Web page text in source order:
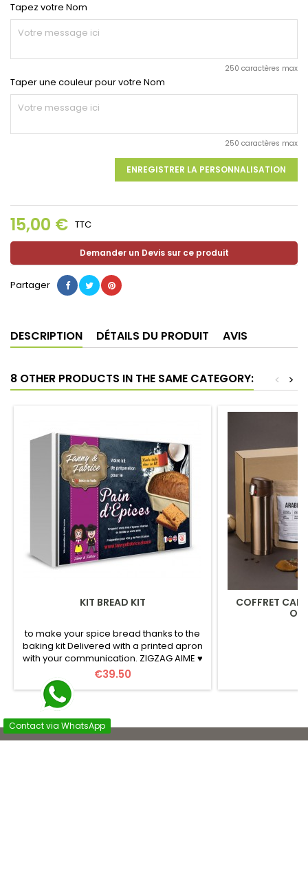
Tapez votre Nom
250 caractères max
Taper une couleur pour votre Nom
250 caractères max
ENREGISTRER LA PERSONNALISATION
15,00 € TTC
Demander un Devis sur ce produit
Partager
DESCRIPTION DÉTAILS DU PRODUIT AVIS
8 OTHER PRODUCTS IN THE SAME CATEGORY: >
<
KIT BREAD KIT
to make your spice bread thanks to the
baking kit Delivered with a printed apron
with your communication. ZIGZAG AIME ♥
French Manufacturing (Kit)
Price
€39.50
COFFRET
Contact via WhatsApp